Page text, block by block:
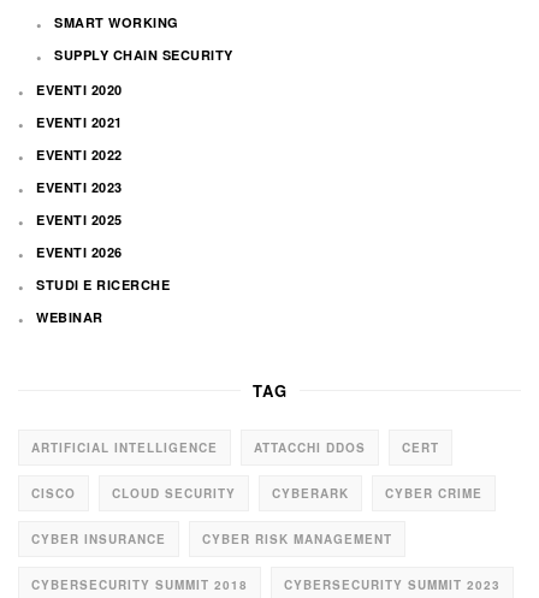
SMART WORKING
SUPPLY CHAIN SECURITY
EVENTI 2020
EVENTI 2021
EVENTI 2022
EVENTI 2023
EVENTI 2025
EVENTI 2026
STUDI E RICERCHE
WEBINAR
TAG
ARTIFICIAL INTELLIGENCE ATTACCHI DDOS CERT
CISCO CLOUD SECURITY CYBERARK CYBER CRIME
CYBER INSURANCE CYBER RISK MANAGEMENT
CYBERSECURITY SUMMIT 2018 CYBERSECURITY SUMMIT 2023